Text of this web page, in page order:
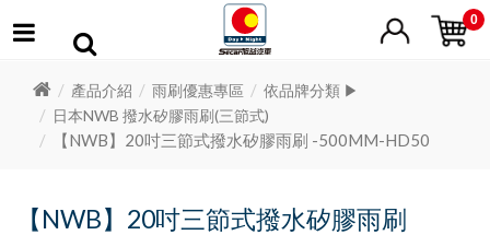
0
產品介紹 雨刷優惠專區
依品牌分類 ▶
日本NWB 撥水矽膠雨刷(三節式)
【NWB】20吋三節式撥水矽膠雨刷 -500MM-HD50
【NWB】20吋三節式撥水矽膠雨刷